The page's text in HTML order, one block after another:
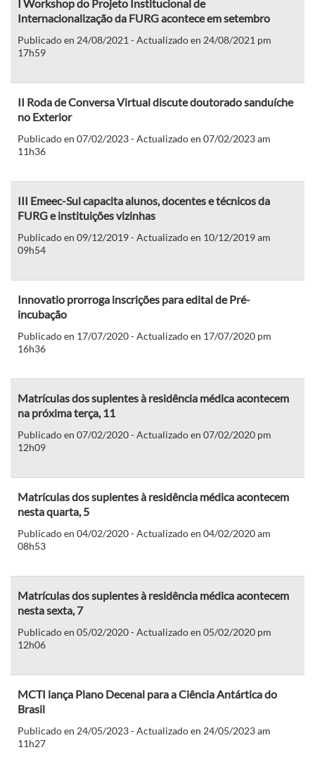
I Workshop do Projeto Institucional de
Internacionalização da FURG acontece em setembro
Publicado en 24/08/2021 - Actualizado en 24/08/2021 pm
17h59
II Roda de Conversa Virtual discute doutorado sanduíche
no Exterior
Publicado en 07/02/2023 - Actualizado en 07/02/2023 am
11h36
III Emeec-Sul capacita alunos, docentes e técnicos da
FURG e instituições vizinhas
Publicado en 09/12/2019 - Actualizado en 10/12/2019 am
09h54
Innovatio prorroga inscrições para edital de Pré-
incubação
Publicado en 17/07/2020 - Actualizado en 17/07/2020 pm
16h36
Matrículas dos suplentes à residência médica acontecem
na próxima terça, 11
Publicado en 07/02/2020 - Actualizado en 07/02/2020 pm
12h09
Matrículas dos suplentes à residência médica acontecem
nesta quarta, 5
Publicado en 04/02/2020 - Actualizado en 04/02/2020 am
08h53
Matrículas dos suplentes à residência médica acontecem
nesta sexta, 7
Publicado en 05/02/2020 - Actualizado en 05/02/2020 pm
12h06
MCTI lança Plano Decenal para a Ciência Antártica do
Brasil
Publicado en 24/05/2023 - Actualizado en 24/05/2023 am
11h27